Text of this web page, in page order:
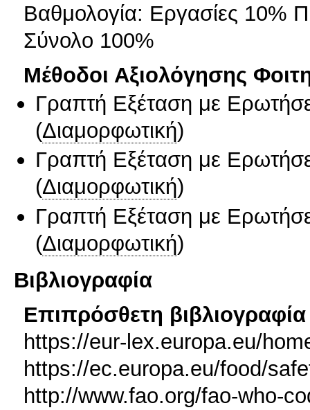
Βαθμολογία: Εργασίες 10%
Σύνολο 100%
Μέθοδοι Αξιολόγησης
Γραπτή Εξέταση με
(Διαμορφωτική)
Γραπτή Εξέταση με
(Διαμορφωτική)
Γραπτή Εξέταση με
(Διαμορφωτική)
Βιβλιογραφία
Επιπρόσθετη βιβλιογραφία
https://eur-lex.europa.eu/
https://ec.europa.eu/food/
http://www.fao.org/fao-who-